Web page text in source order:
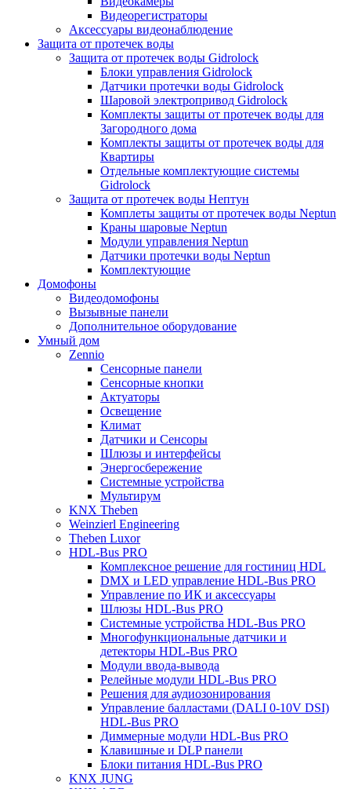
Видеорегистраторы
Аксессуары видеонаблюдение
Защита от протечек воды
Защита от протечек воды Gidrolock
Блоки управления Gidrolock
Датчики протечки воды Gidrolock
Шаровой электропривод Gidrolock
Комплекты защиты от протечек воды для
Загородного дома
Комплекты защиты от протечек воды для
Квартиры
Отдельные комплектующие системы
Gidrolock
Защита от протечек воды Нептун
Комплеты защиты от протечек воды Neptun
Краны шаровые Neptun
Модули управления Neptun
Датчики протечки воды Neptun
Комплектующие
Домофоны
Видеодомофоны
Вызывные панели
Дополнительное оборудование
Умный дом
Zennio
Сенсорные панели
Сенсорные кнопки
Актуаторы
Освещение
Климат
Датчики и Сенсоры
Шлюзы и интерфейсы
Энергосбережение
Системные устройства
Мультирум
KNX Theben
Weinzierl Engineering
Theben Luxor
HDL-Bus PRO
Комплексное решение для гостиниц HDL
DMX и LED управление HDL-Bus PRO
Управление по ИК и аксессуары
Шлюзы HDL-Bus PRO
Системные устройства HDL-Bus PRO
Многофункциональные датчики и
детекторы HDL-Bus PRO
Модули ввода-вывода
Релейные модули HDL-Bus PRO
Решения для аудиозонирования
Управление балластами (DALI 0-10V DSI)
HDL-Bus PRO
Диммерные модули HDL-Bus PRO
Клавишные и DLP панели
Блоки питания HDL-Bus PRO
KNX JUNG